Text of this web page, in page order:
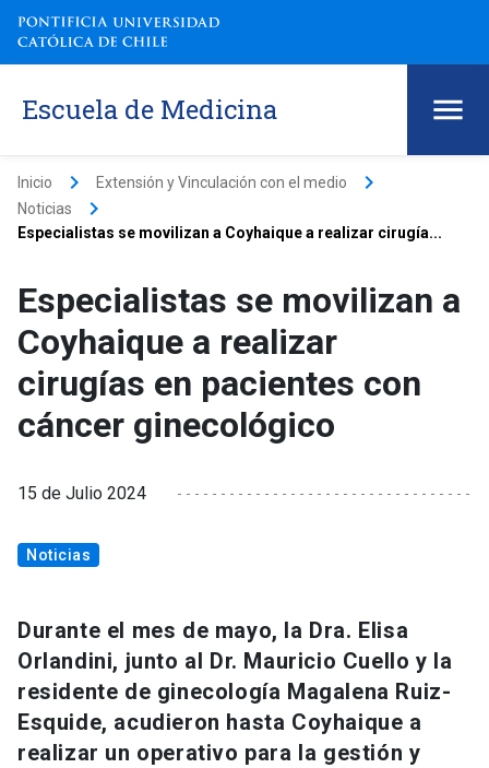
Escuela de Medicina
Inicio keyboard_arrow_right Extensión y Vinculación con el medio keyboard_arrow_right
Noticias keyboard_arrow_right
Especialistas se movilizan a Coyhaique a realizar cirugía...
Especialistas se movilizan a
Coyhaique a realizar
cirugías en pacientes con
cáncer ginecológico
15 de Julio 2024
Noticias
Durante el mes de mayo, la Dra. Elisa
Orlandini, junto al Dr. Mauricio Cuello y la
residente de ginecología Magalena Ruiz-
Esquide, acudieron hasta Coyhaique a
realizar un operativo para la gestión y